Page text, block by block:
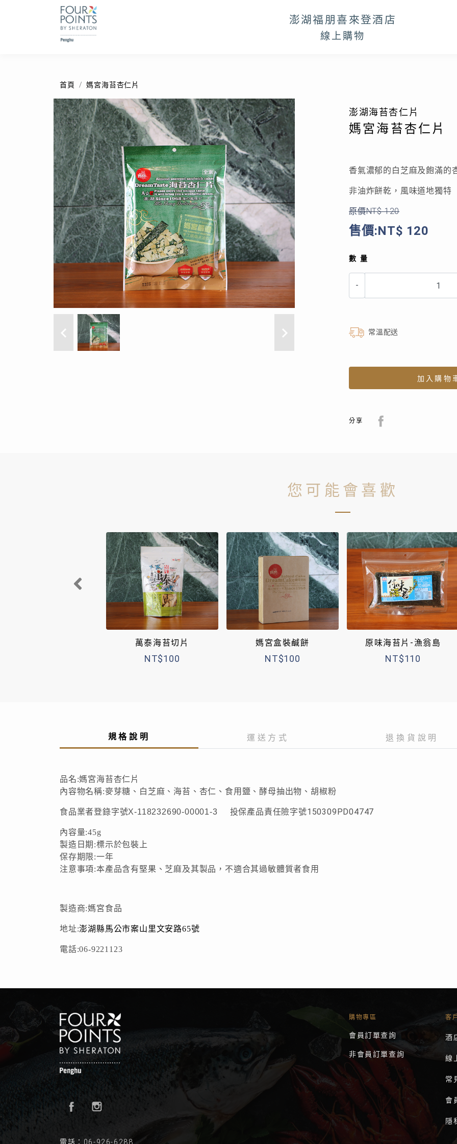
澎湖福朋喜來登酒店
線上購物
首頁 媽宮海苔杏仁片
澎湖海苔杏仁片
媽宮海苔杏仁片
香氣濃郁的白芝麻及飽滿的
非油炸餅乾，風味道地獨特
原價NT$ 120
售價:NT$ 120
數量
-
常溫配送
加入購物
分享
您可能會喜歡
萬泰海苔切片
NT$100
媽宮盒裝鹹餅
NT$100
原味海苔片-漁翁島
NT$110
規格說明 運送方式 退換貨說明
品名:媽宮海苔杏仁片
內容物名稱:麥芽糖、白芝麻、海苔、杏仁、食用鹽、酵母抽出物、胡椒粉
食品業者登錄字號X-118232690-00001-3 投保產品責任險字號150309PD04747
內容量:45g
製造日期:標示於包裝上
保存期限:一年
注意事項:本產品含有堅果、芝麻及其製品，不適合其過敏體質者食用
製造商:媽宮食品
地址:澎湖縣馬公市案山里文安路65號
電話:06-9221123
電話：06-926-6288
購物專區
會員訂單查詢
非會員訂單查詢
客
酒
線
常
會
隱